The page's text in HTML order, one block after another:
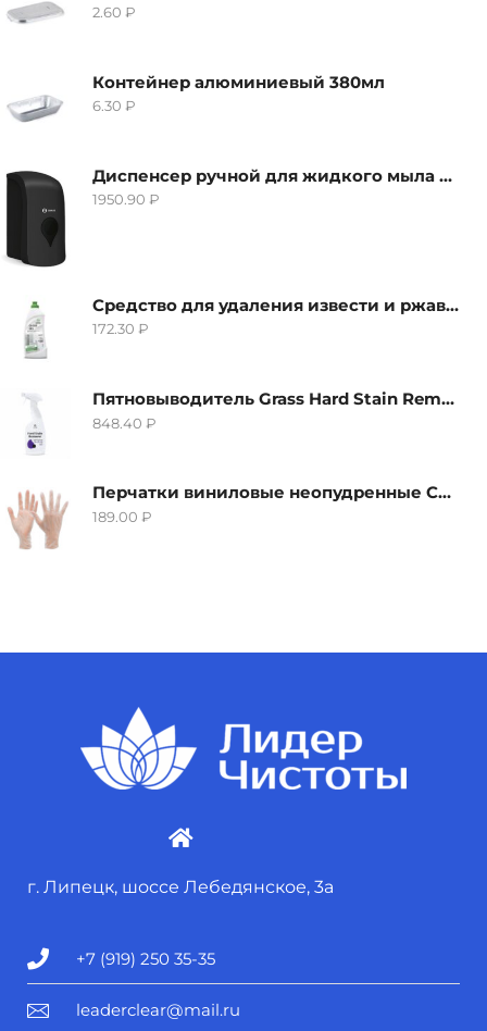
2.60 ₽
Контейнер алюминиевый 380мл
6.30 ₽
Диспенсер ручной для жидкого мыла Grass IT-0638, черный
1950.90 ₽
Средство для удаления извести и ржавчины Grass Gloss-Gel, 500мл
172.30 ₽
Пятновыводитель Grass Hard Stain Remover, 600мл
848.40 ₽
Перчатки виниловые неопудренные CTP-BS, размер S
189.00 ₽
г. Липецк, шоссе Лебедянское, 3а
+7 (919) 250 35-35
leaderclear@mail.ru